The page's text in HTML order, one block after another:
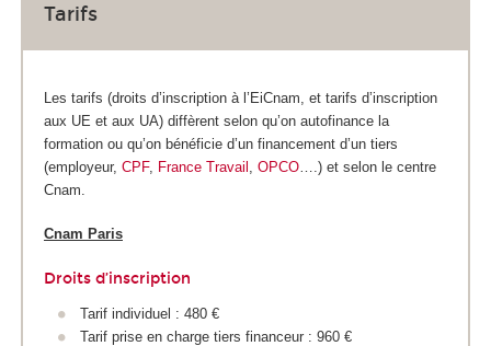
Tarifs
Les tarifs (droits d’inscription à l’EiCnam, et tarifs d’inscription
aux UE et aux UA) diffèrent selon qu’on autofinance la
formation ou qu’on bénéficie d’un financement d’un tiers
(employeur, CPF, France Travail OPCO ….) et selon le centre
Cnam.
Cnam Paris
Droits d’inscription
Tarif individuel : 480 €
Tarif prise en charge tiers financeur : 960 €